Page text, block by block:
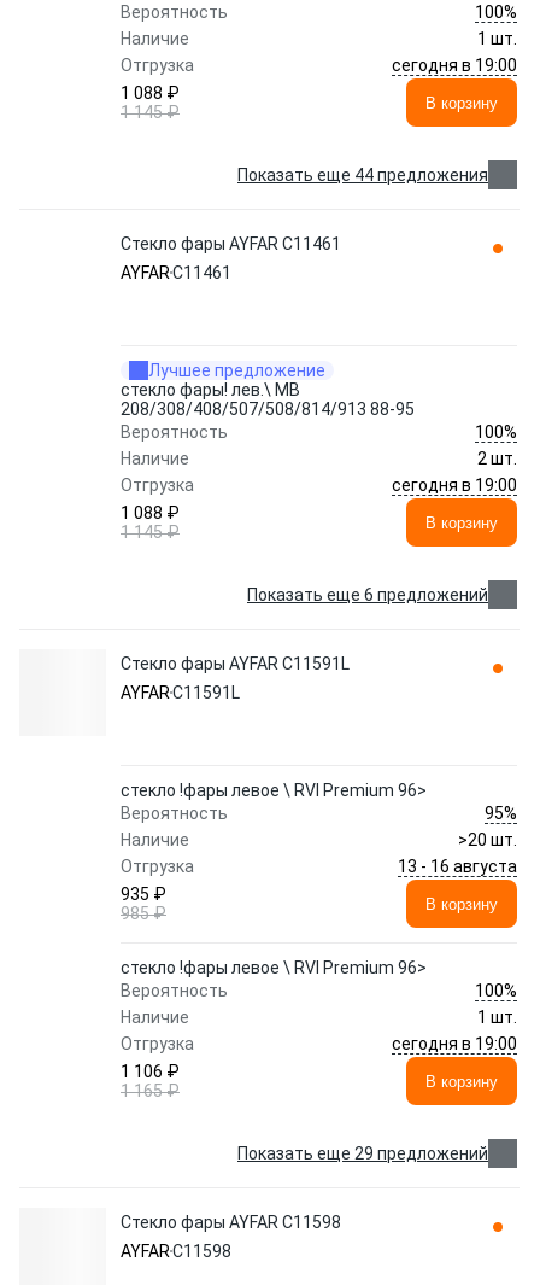
Вероятность
100%
Наличие
1 шт.
Отгрузка
сегодня в 19:00
1 088 ₽
1 145 ₽
В корзину
Показать еще 44 предложения
Стекло фары AYFAR C11461
AYFARC11461
Лучшее предложение
стекло фары! лев.\ МВ
208/308/408/507/508/814/913 88-95
Вероятность
100%
Наличие
2 шт.
Отгрузка
сегодня в 19:00
1 088 ₽
1 145 ₽
В корзину
Показать еще 6 предложений
Стекло фары AYFAR C11591L
AYFARC11591L
стекло !фары левое \ RVI Premium 96>
Вероятность
95%
Наличие
>20 шт.
Отгрузка
13 - 16 августа
935 ₽
985 ₽
В корзину
стекло !фары левое \ RVI Premium 96>
Вероятность
100%
Наличие
1 шт.
Отгрузка
сегодня в 19:00
1 106 ₽
1 165 ₽
В корзину
Показать еще 29 предложений
Стекло фары AYFAR C11598
AYFARC11598